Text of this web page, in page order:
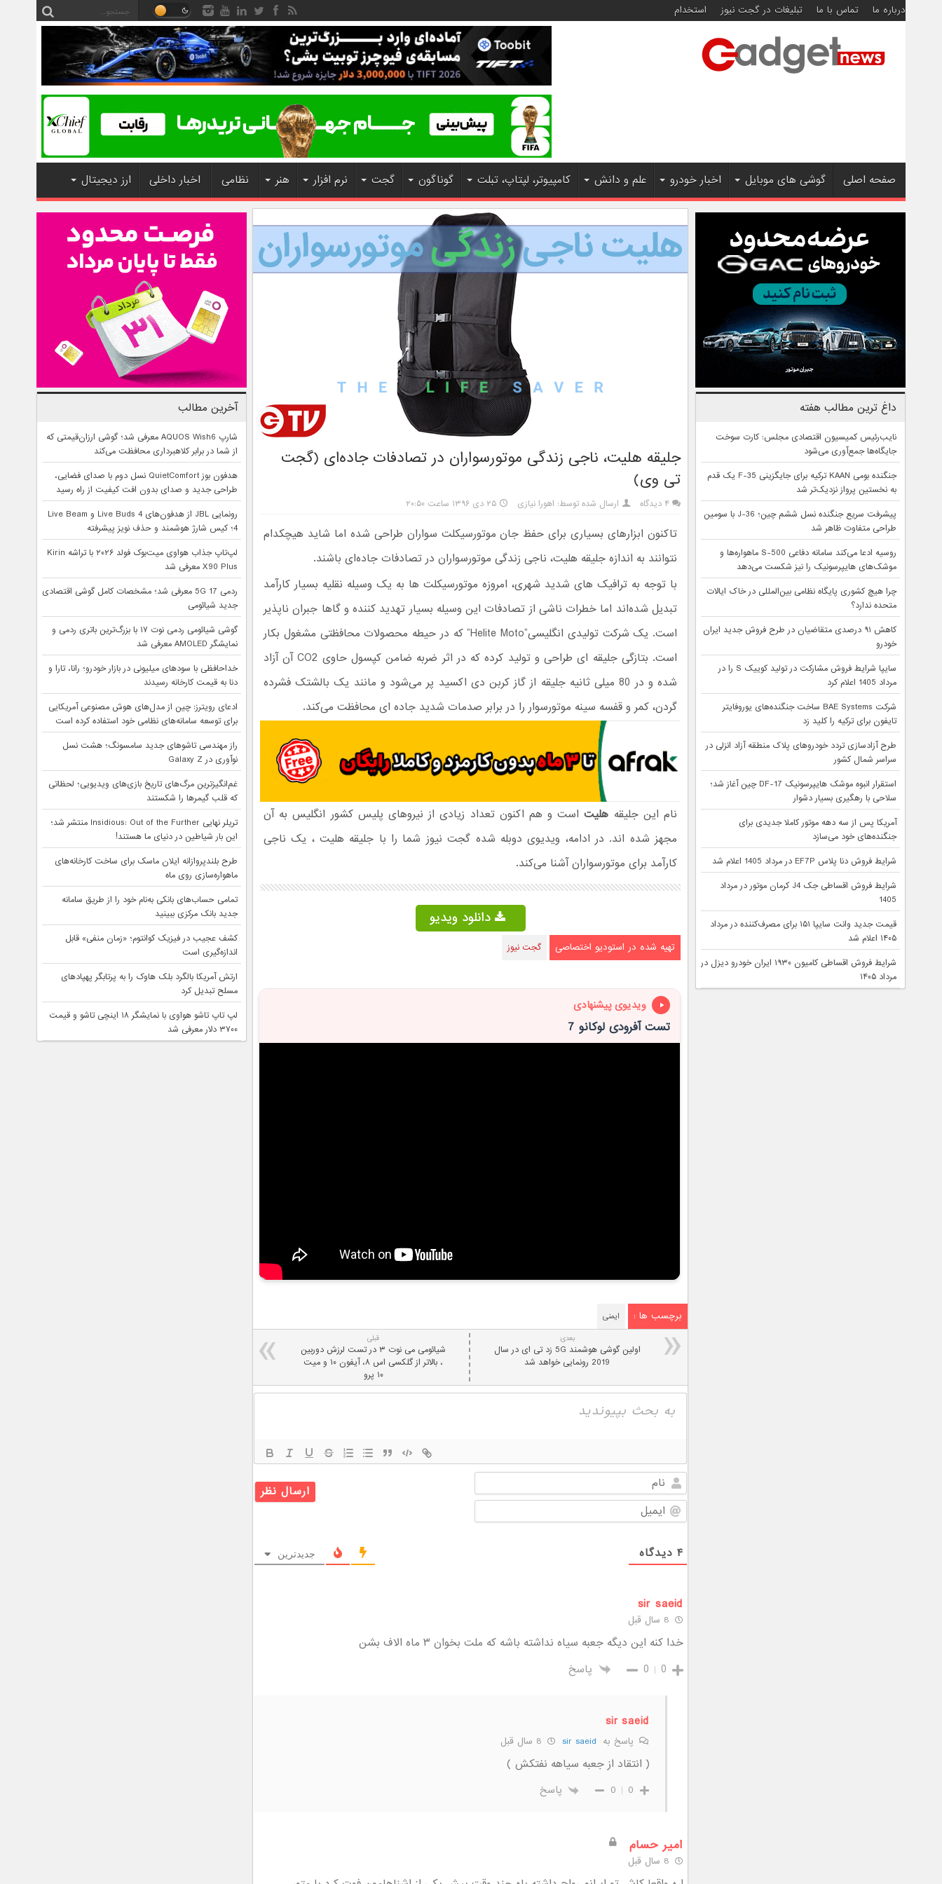
درباره ما تماس با ما تبلیغات در گجت نیوز استخدام
صفحه اصلی گوشی های موبایل اخبار خودرو علم و دانش کامپیوتر، لپتاپ، تبلت گوناگون گجت نرم افزار هنر نظامی اخبار داخلی ارز دیجیتال
جلیقه هلیت، ناجی زندگی موتورسواران در تصادفات جاده‌ای (گجت
تی وی)
۴ دیدگاه ارسال شده توسط: اهورا نیازی ۲۵ دی ۱۳۹۶ ساعت ۲۰:۵۰
تاکنون ابزارهای بسیاری برای حفظ جان موتورسیکلت سواران طراحی شده اما شاید هیچکدام
نتوانند به اندازه جلیقه هلیت، ناجی زندگی موتورسواران در تصادفات جاده‌ای باشند.
با توجه به ترافیک های شدید شهری، امروزه موتورسیکلت ها به یک وسیله نقلیه بسیار کارآمد
تبدیل شده‌اند اما خطرات ناشی از تصادفات این وسیله بسیار تهدید کننده و گاها جبران ناپذیر
است. یک شرکت تولیدی انگلیسی”Helite Moto” که در حیطه محصولات محافظتی مشغول بکار
است. بتازگی جلیقه ای طراحی و تولید کرده که در اثر ضربه ضامن کپسول حاوی CO2 آن آزاد
شده و در 80 میلی ثانیه جلیقه از گاز کربن دی اکسید پر می‌شود و مانند یک بالشتک فشرده
گردن، کمر و قفسه سینه موتورسوار را در برابر صدمات شدید جاده ای محافظت می‌کند.
نام این جلیقه هلیتاست و هم اکنون تعداد زیادی از نیروهای پلیس کشور انگلیس به آن
مجهز شده اند. در ادامه، ویدیوی دوبله شده گجت نیوز شما را با جلیقه هلیت ، یک ناجی
کارآمد برای موتورسواران آشنا می‌کند.
دانلود ویدیو
تهیه شده در استودیو اختصاصی گجت نیوز
ویدیوی پیشنهادی
تست آفرودی لوکانو 7
برچسب ها : ایمنی
قبلی
شیائومی می نوت ۳ در تست لرزش دوربین
، بالاتر از گلکسی اس ۸، آیفون ۱۰ و میت
۱۰ پرو
بعدی:
اولین گوشی هوشمند 5G زد تی ای در سال
2019 رونمایی خواهد شد
نام
ایمیل
۴ دیدگاه جدیدترین
sir saeid
خدا کنه این دیگه جعبه سیاه نداشته باشه که ملت بخوان ۳ ماه الاف بشن
0
0 پاسخ
sir saeid
پاسخ به sir saeid
( انتقاد از جعبه سیاهه نفتکش )
0
0 پاسخ
امیر حسام
داغ ترین مطالب هفته
نایب‌رئیس کمیسیون اقتصادی مجلس: کارت سوخت
جایگاه‌ها جمع‌آوری می‌شود
جنگنده بومی KAAN ترکیه برای جایگزینی F-35 یک قدم
به نخستین پرواز نزدیک‌تر شد
پیشرفت سریع جنگنده نسل ششم چین؛ J-36 با سومین
طراحی متفاوت ظاهر شد
روسیه ادعا می‌کند سامانه دفاعی S-500 ماهواره‌ها و
موشک‌های هایپرسونیک را نیز شکست می‌دهد
چرا هیچ کشوری پایگاه نظامی بین‌المللی در خاک ایالات
متحده ندارد؟
کاهش ۹۱ درصدی متقاضیان در طرح فروش جدید ایران
خودرو
سایپا شرایط فروش مشارکت در تولید کوییک S را در
مرداد 1405 اعلام کرد
شرکت BAE Systems ساخت جنگنده‌های یوروفایتر
تایفون برای ترکیه را کلید زد
طرح آزادسازی تردد خودروهای پلاک منطقه آزاد انزلی در
سراسر شمال کشور
استقرار انبوه موشک هایپرسونیک DF-17 چین آغاز شد؛
سلاحی با رهگیری بسیار دشوار
آمریکا پس از سه دهه موتور کاملا جدیدی برای
جنگنده‌های خود می‌سازد
شرایط فروش دنا پلاس EF7P در مرداد 1405 اعلام شد
شرایط فروش اقساطی جک J4 کرمان موتور در مرداد
1405
قیمت جدید وانت سایپا ۱۵۱ برای مصرف‌کننده در مرداد
۱۴۰۵ اعلام شد
شرایط فروش اقساطی کامیون ۱۹۳۰ ایران خودرو دیزل در
مرداد ۱۴۰۵
آخرین مطالب
شارپ AQUOS Wish6 معرفی شد؛ گوشی ارزان‌قیمتی که
از شما در برابر کلاهبرداری محافظت می‌کند
هدفون بوز QuietComfort نسل دوم با صدای فضایی،
طراحی جدید و صدای بدون افت کیفیت از راه رسید
رونمایی JBL از هدفون‌های Live Buds 4 و Live Beam
4؛ کیس شارژ هوشمند و حذف نویز پیشرفته
لپ‌تاپ جذاب هواوی میت‌بوک فولد ۲۰۲۶ با تراشه Kirin
X90 Plus معرفی شد
ردمی 17 5G معرفی شد؛ مشخصات کامل گوشی اقتصادی
جدید شیائومی
گوشی شیائومی ردمی نوت ۱۷ با بزرگ‌ترین باتری ردمی و
نمایشگر AMOLED معرفی شد
خداحافظی با سودهای میلیونی در بازار خودرو؛ رانا، تارا و
دنا به قیمت کارخانه رسیدند
ادعای رویترز: چین از مدل‌های هوش مصنوعی آمریکایی
برای توسعه سامانه‌های نظامی خود استفاده کرده است
راز مهندسی تاشوهای جدید سامسونگ؛ هشت نسل
نوآوری در Galaxy Z
غم‌انگیزترین مرگ‌های تاریخ بازی‌های ویدیویی؛ لحظاتی
که قلب گیمرها را شکستند
تریلر نهایی Insidious: Out of the Further منتشر شد؛
این بار شیاطین در دنیای ما هستند!
طرح بلندپروازانه ایلان ماسک برای ساخت کارخانه‌های
ماهواره‌سازی روی ماه
تمامی حساب‌های بانکی به‌نام خود را از طریق سامانه
جدید بانک مرکزی ببینید
کشف عجیب در فیزیک کوانتوم؛ «زمان منفی» قابل
اندازه‌گیری است
ارتش آمریکا بالگرد بلک هاوک را به پرتابگر پهپادهای
مسلح تبدیل کرد
لپ تاپ تاشو هواوی با نمایشگر ۱۸ اینچی تاشو و قیمت
۳۷۰۰ دلار معرفی شد